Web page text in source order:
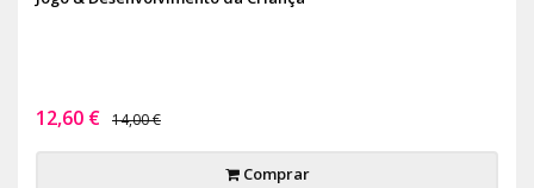
12,60 € 14,00 €
Comprar